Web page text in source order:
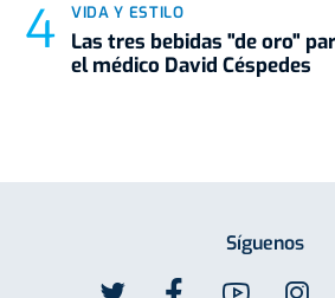
VIDA Y ESTILO
Las tres bebidas "de oro"
el médico David Céspedes
Síguenos